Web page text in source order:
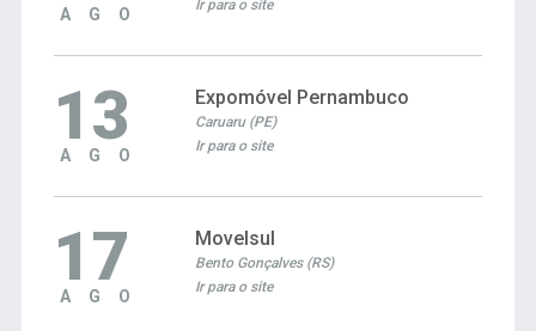
AGO Ir para o site
13
AGO
Expomóvel Pernambuco
Caruaru (PE)
Ir para o site
17
AGO
Movelsul
Bento Gonçalves (RS)
Ir para o site